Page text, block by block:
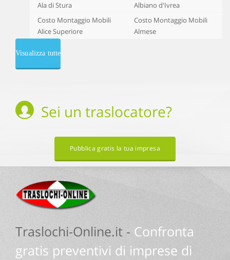
Ala di Stura
Albiano d'Ivrea
Costo Montaggio Mobili
Alice Superiore
Costo Montaggio Mobili
Almese
Visualizza tutte
Sei un traslocatore?
Pubblica gratis la tua impresa
Traslochi-Online.it -Confronta
gratis preventivi di imprese di